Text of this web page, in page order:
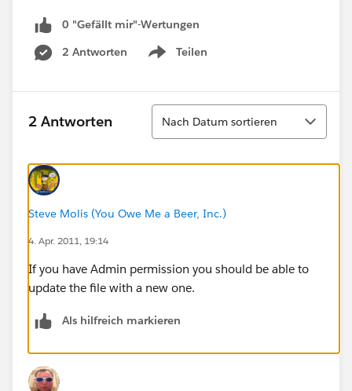
0 "Gefällt mir"-Wertungen
2 Antworten
Teilen
Show menu
2 Antworten
Sortieren
Nach Datum sortieren
Steve Molis (You Owe Me a Beer, Inc.)
4. Apr. 2011, 19:14
If you have Admin permission you should be able to
update the file with a new one.
Als hilfreich markieren